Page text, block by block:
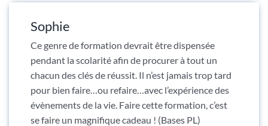
Sophie
Ce genre de formation devrait être dispensée
pendant la scolarité afin de procurer à tout un
chacun des clés de réussit. Il n’est jamais trop tard
pour bien faire…ou refaire…avec l’expérience des
évènements de la vie. Faire cette formation, c’est
se faire un magnifique cadeau ! (Bases PL)